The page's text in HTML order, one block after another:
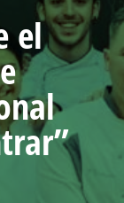
ello